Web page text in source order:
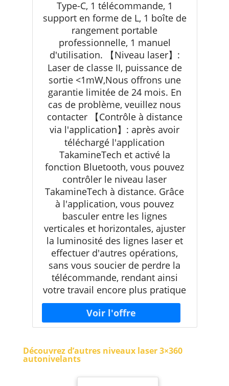
Type-C, 1 télécommande, 1
support en forme de L, 1 boîte de
rangement portable
professionnelle, 1 manuel
d'utilisation. 【Niveau laser】:
Laser de classe II, puissance de
sortie <1mW,Nous offrons une
garantie limitée de 24 mois. En
cas de problème, veuillez nous
contacter 【Contrôle à distance
via l'application】: après avoir
téléchargé l'application
TakamineTech et activé la
fonction Bluetooth, vous pouvez
contrôler le niveau laser
TakamineTech à distance. Grâce
à l'application, vous pouvez
basculer entre les lignes
verticales et horizontales, ajuster
la luminosité des lignes laser et
effectuer d'autres opérations,
sans vous soucier de perdre la
télécommande, rendant ainsi
votre travail encore plus pratique
Découvrez d’autres niveaux laser 3×360
autonivelants